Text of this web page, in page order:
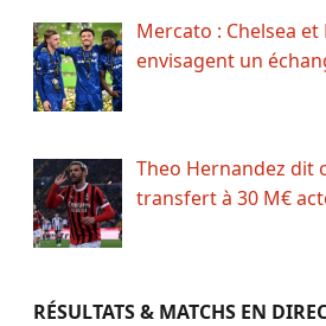
Mercato : Chelsea
envisagent un
Theo Hernandez dit
transfert à 30 M€
RÉSULTATS & MATCHS EN